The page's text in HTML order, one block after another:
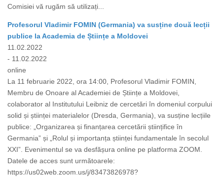
Comisiei vă rugăm să utilizați...
Profesorul Vladimir FOMIN (Germania) va susține două lecții
publice la Academia de Științe a Moldovei
11.02.2022
- 11.02.2022
online
La 11 februarie 2022, ora 14:00, Profesorul Vladimir FOMIN,
Membru de Onoare al Academiei de Științe a Moldovei,
colaborator al Institutului Leibniz de cercetări în domeniul corpului
solid și științei materialelor (Dresda, Germania), va susține lecțiile
publice: „Organizarea și finanțarea cercetării științifice în
Germania” și „Rolul și importanța științei fundamentale în secolul
XXI”. Evenimentul se va desfășura online pe platforma ZOOM.
Datele de acces sunt următoarele:
https://us02web.zoom.us/j/83473826978?